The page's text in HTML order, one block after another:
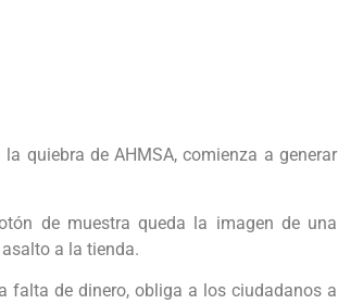
quiebra de AHMSA, comienza a generar
de muestra queda la imagen de una
a la tienda.
falta de dinero, obliga a los ciudadanos a